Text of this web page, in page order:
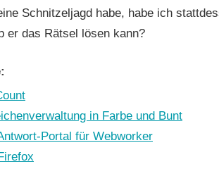
Schnitzeljagd habe, habe ich
er das Rätsel lösen kann?
in Farbe und Bunt
Portal für Webworker